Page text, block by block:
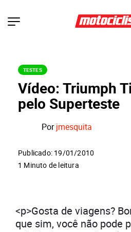
TESTES
Vídeo: Triumph
pelo Superteste
Porjmesquita
Publicado: 19/01/2010
1 Minuto de leitura
<p>Gosta de viagens?
que sim, você não pode